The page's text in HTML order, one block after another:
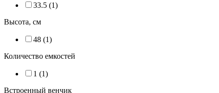
33.5 (1)
Высота, см
48 (1)
Количество емкостей
1 (1)
Встроенный венчик